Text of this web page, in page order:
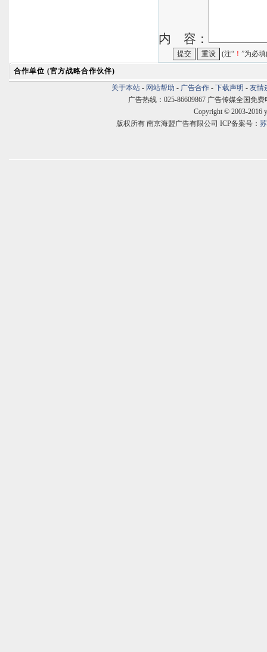
内 容：
(注“ ！ ”为必
合作单位 (官方战略合作伙伴)
关于本站 - 网站帮助 - 广告合作 - 下载声明 - 友情
广告热线：025-86609867 广告传媒全国免费
Copyright © 2003-2016
版权所有 南京海盟广告有限公司 ICP备案号：